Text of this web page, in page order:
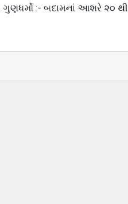
:- બદામનાં આશરે ૨૦ થી